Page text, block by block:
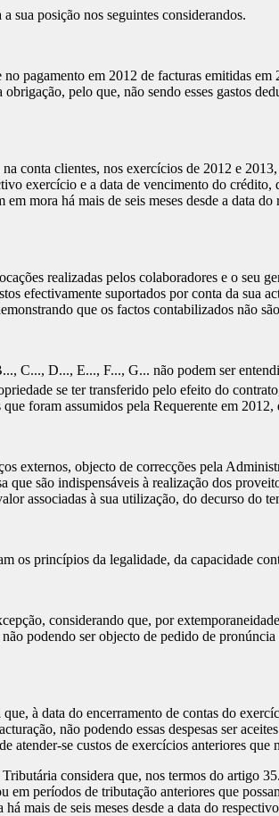
sua posição nos seguintes considerandos.
pagamento em 2012 de facturas emitidas
pelo que, não sendo esses gastos
conta clientes, nos exercícios de 2012 e
exercício e a data de vencimento do
mora há mais de seis meses desde a data
realizadas pelos colaboradores e o seu
efectivamente suportados por conta da
que os factos contabilizados não
C..., D..., E..., F..., G... não podem ser
se ter transferido pelo efeito do
foram assumidos pela Requerente em
externos, objecto de correcções pela
que são indispensáveis à realização dos
associadas à sua utilização, do decurso do
os princípios da legalidade, da capacidade
considerando que, por
podendo ser objecto de pedido de
à data do encerramento de contas do
não podendo essas despesas ser
atender-se custos de exercícios anteriores
considera que, nos termos do artigo
períodos de tributação anteriores que
mais de seis meses desde a data do